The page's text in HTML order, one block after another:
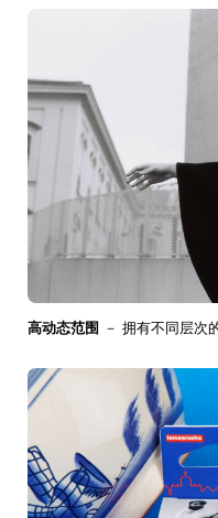
高动态范围 － 拥有不同层次